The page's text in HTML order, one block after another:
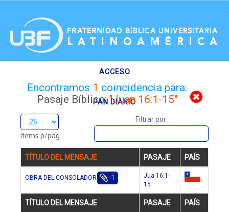
ACCESO
PAN DIARIO
Encontramos 1 coincidencia para:
Pasaje Bíblico:"Juan 16:1-15"
ítems p/pág
Filtrar por:
TÍTULO DEL MENSAJE PASAJE PAÍS
TÍTULO DEL MENSAJE PASAJE PAÍS
OBRA DEL CONSOLADOR 1
Jua 16:1-
15